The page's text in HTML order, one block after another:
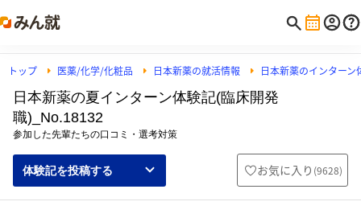
トップ 医薬/化学/化粧品 日本新薬の就活情報 日本新薬のインターン
日本新薬の夏インターン体験記(臨床開発
職)_No.18132
参加した先輩たちの口コミ・選考対策
体験記を投稿する お気に入り (9628)